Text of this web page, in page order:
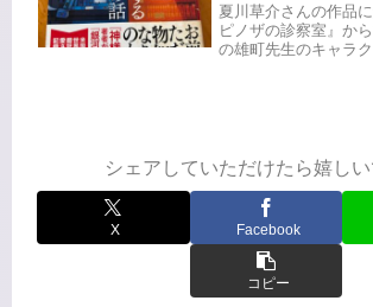
夏川草介さんの作品
ピノザの診察室』か
の雄町先生のキャラク
り、続編の『エピク
続けて読みました。
シェアしていただけたら嬉しい
X Facebook
コピー